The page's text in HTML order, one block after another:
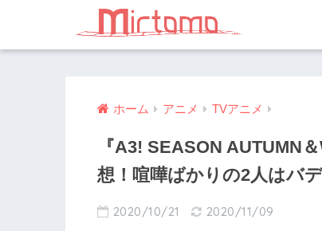
ホーム アニメ TVアニメ
『A3! SEASON AUTUMN
想！喧嘩ばかりの2人はバ
2020/10/21 2020/11/09